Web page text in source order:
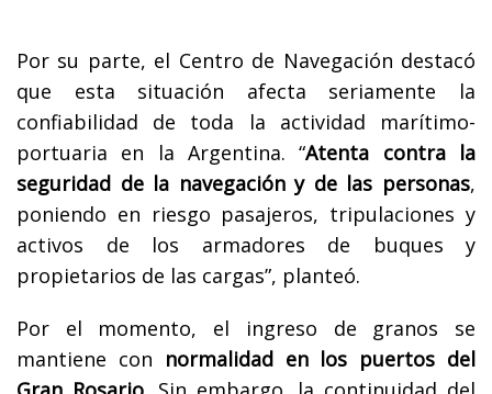
Por su parte, el Centro de Navegación destacó
que esta situación afecta seriamente la
confiabilidad de toda la actividad marítimo-
portuaria en la Argentina. “Atenta contra la
seguridad de la navegación y de las personas,
poniendo en riesgo pasajeros, tripulaciones y
activos de los armadores de buques y
propietarios de las cargas”, planteó.
Por el momento, el ingreso de granos se
mantiene con normalidad en los puertos del